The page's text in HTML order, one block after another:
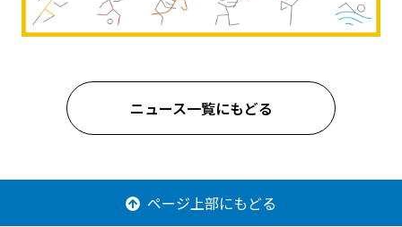
ニュース一覧にもどる
ページ上部にもどる